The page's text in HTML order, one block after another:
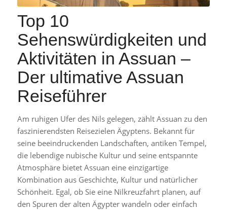
Top 10
Sehenswürdigkeiten und
Aktivitäten in Assuan –
Der ultimative Assuan
Reiseführer
Am ruhigen Ufer des Nils gelegen, zählt Assuan zu den
faszinierendsten Reisezielen Ägyptens. Bekannt für
seine beeindruckenden Landschaften, antiken Tempel,
die lebendige nubische Kultur und seine entspannte
Atmosphäre bietet Assuan eine einzigartige
Kombination aus Geschichte, Kultur und natürlicher
Schönheit. Egal, ob Sie eine Nilkreuzfahrt planen, auf
den Spuren der alten Ägypter wandeln oder einfach